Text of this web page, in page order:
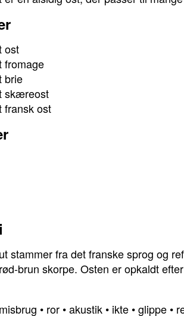
ost
fromage
brie
skæreost
fransk ost
stammer fra det franske sprog og
brun skorpe. Osten er opkaldt
misbrug • ror •akustik • ikte •glippe •